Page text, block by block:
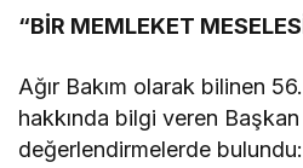
“BİR MEMLEKET
Ağır Bakım olarak bilinen
hakkında bilgi veren
değerlendirmelerde bulundu: